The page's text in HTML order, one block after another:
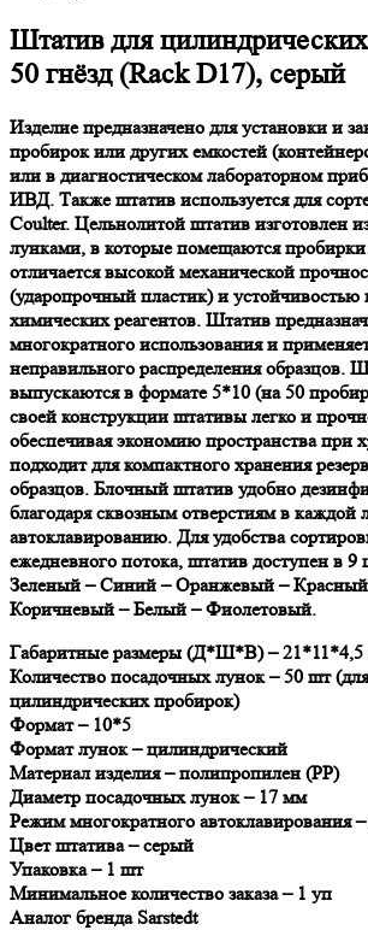
Штатив для
50 гнёзд (Rack D17), серый
Изделие предназначено для установки и
пробирок или других емкостей
или в диагностическом лабораторном
ИВД. Также штатив используется для
Coulter. Цельнолитой штатив изготовлен
лунками, в которые помещаются
отличается высокой механической
(ударопрочный пластик) и устойчивостью
химических реагентов. Штатив
многократного использования и
неправильного распределения образцов.
выпускаются в формате 5*10 (на 50
своей конструкции штативы легко и
обеспечивая экономию пространства при
подходит для компактного хранения
образцов. Блочный штатив удобно
благодаря сквозным отверстиям в
автоклавированию. Для удобства
ежедневного потока, штатив доступен в 9
Зеленый – Синий – Оранжевый –
Коричневый – Белый – Фиолетовый.
Габаритные размеры (Д*Ш*В) – 21*11*4,5
Количество посадочных лунок – 50 шт
цилиндрических пробирок)
Формат – 10*5
Формат лунок – цилиндрический
Материал изделия – полипропилен (РР)
Диаметр посадочных лунок – 17 мм
Режим многократного автоклавирования
Цвет штатива – серый
Упаковка – 1 шт
Минимальное количество заказа – 1 уп
Аналог бренда Sarstedt